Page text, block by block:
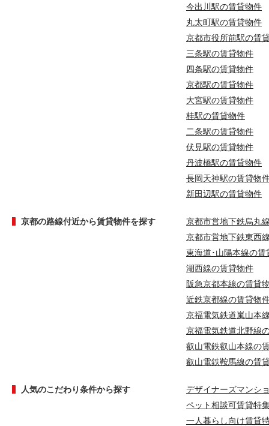
今出川駅の賃貸物件
丸太町駅の賃貸物件
京都市役所前駅の賃
三条駅の賃貸物件
四条駅の賃貸物件
京都駅の賃貸物件
大宮駅の賃貸物件
桂駅の賃貸物件
二条駅の賃貸物件
伏見駅の賃貸物件
丹波橋駅の賃貸物件
長岡天神駅の賃貸物
新田辺駅の賃貸物件
京都の路線付近から賃貸物件を探す
京都市営地下鉄烏丸
京都市営地下鉄東西
東海道･山陽本線の賃
湖西線の賃貸物件
阪急京都本線の賃貸
近鉄京都線の賃貸物
京福電気鉄道嵐山本
京福電気鉄道北野線
叡山電鉄叡山本線の
叡山電鉄鞍馬線の賃
人気のこだわり条件から探す
デザイナーズマンシ
ペット相談可賃貸特
一人暮らし向け賃貸